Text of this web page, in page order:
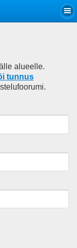
alueelle.
tunnus